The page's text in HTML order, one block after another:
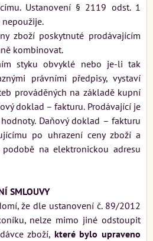
Ustanovení § 2119 odst. 1
zboží poskytnuté prodávajícím
kombinovat.
styku obvyklé nebo je-li tak
právními předpisy, vystaví
prováděných na základě kupní
doklad – fakturu. Prodávající je
Daňový doklad – fakturu
po uhrazení ceny zboží a
na elektronickou adresu
SMLOUVY
že dle ustanovení č. 89/2012
nelze mimo jiné odstoupit
zboží, které bylo upraveno